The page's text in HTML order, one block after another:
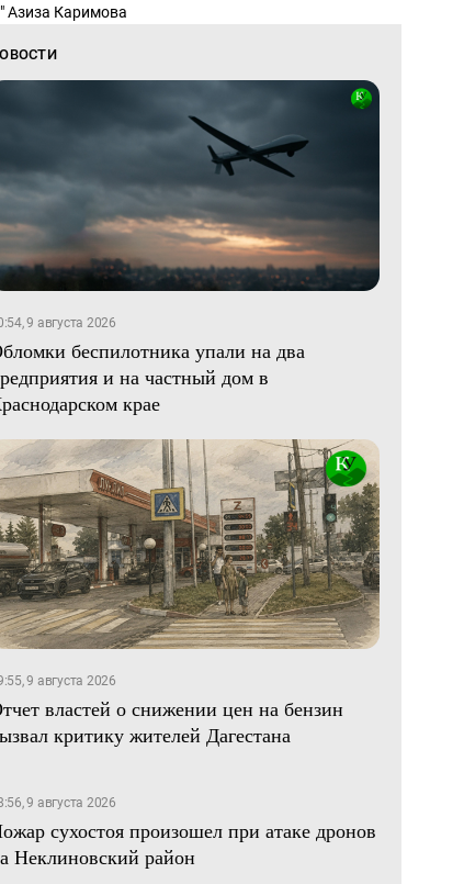
Азиза Каримова
9 августа 2026
беспилотника упали на два
и на частный дом в
крае
9 августа 2026
властей о снижении цен на бензин
критику жителей Дагестана
9 августа 2026
сухостоя произошел при атаке дронов
Неклиновский район